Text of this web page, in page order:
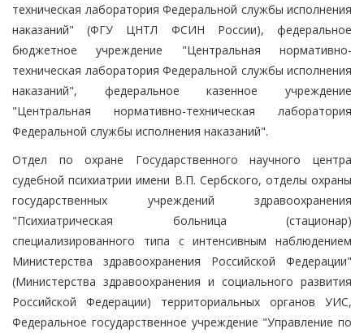
техническая лаборатория Федеральной службы исполнения
наказаний" (ФГУ ЦНТЛ ФСИН России), федеральное
бюджетное учреждение "Центральная нормативно-
техническая лаборатория Федеральной службы исполнения
наказаний", федеральное казенное учреждение
"Центральная нормативно-техническая лаборатория
Федеральной службы исполнения наказаний".
Отдел по охране Государственного научного центра
судебной психиатрии имени В.П. Сербского, отделы охраны
государственных учреждений здравоохранения
"Психиатрическая больница (стационар)
специализированного типа с интенсивным наблюдением
Министерства здравоохранения Российской Федерации"
(Министерства здравоохранения и социального развития
Российской Федерации) территориальных органов УИС,
Федеральное государственное учреждение "Управление по